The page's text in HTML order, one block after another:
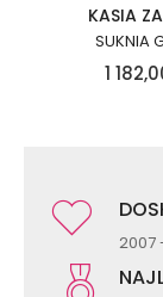
KASIA
SUKNIA
1
2007